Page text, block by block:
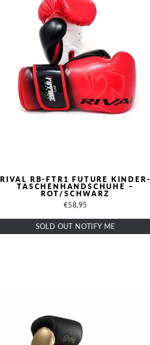
RIVAL RB-FTR1 FUTURE KINDER-
TASCHENHANDSCHUHE –
ROT/SCHWARZ
€58,95
SOLD OUT NOTIFY ME